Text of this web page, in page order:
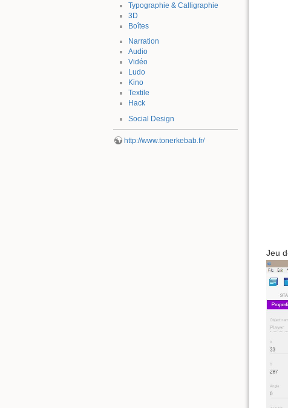
Typographie & Calligraphie
3D
Boîtes
Narration
Audio
Vidéo
Ludo
Kino
Textile
Hack
Social Design
http://www.tonerkebab.fr/
Jeu